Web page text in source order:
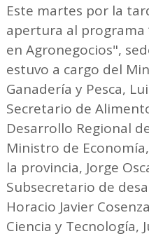
Este martes por la
apertura al programa
en Agronegocios",
estuvo a cargo del
Ganadería y Pesca,
Secretario de
Desarrollo Regional
Ministro de
la provincia, Jorge
Subsecretario de
Horacio Javier
Ciencia y Tecnología,